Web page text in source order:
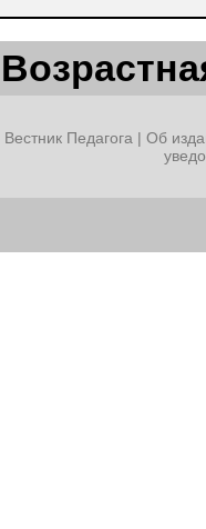
Вестник Педагога | Об